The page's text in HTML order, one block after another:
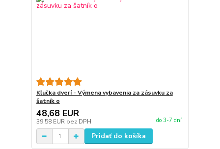
Kľučka dverí - Výmena vybavenia za zásuvku za
šatník o
48,68 EUR
39,58 EUR bez DPH do 3-7 dní
Pridať do košíka